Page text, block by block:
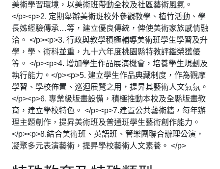
美術學習環境，以美術班帶動全校及社區藝術風氣。
</p><p>2. 定期舉辦美術班校外參觀教學、植竹活動、學
長姊經驗傳承…等，建立優良傳統，俾使美術家族感情融
洽。 </p><p>3. 行政與教學積極輔導美術班學生學習及升
學，學、術科並重，九十六年度桃園縣特教評鑑榮獲優
等。 </p><p>4. 增加學生作品展演機會，培養學生規劃及
執行能力。</p><p>5. 建立學生作品典藏制度，作為觀摩
學習、學校佈置、巡迴展覽之用，提昇其藝術人文氣氛。
</p><p>6. 專業級版畫設備，積極推動本校及全縣版畫教
育，建立學校特色。 </p><p>7.建置公共藝術牆，每年辦
理主題創作，提昇美術班及普通班學生藝術創作能力。
</p><p>8.結合美術班、英語班、管樂團聯合辦理公演，
凝聚多元表演藝術，提昇學校藝術人文素養。 </p>